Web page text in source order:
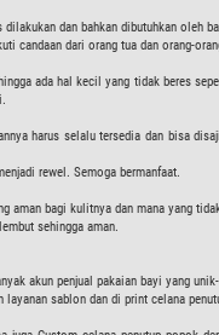
dan bahkan dibutuhkan oleh
candaan dari orang tua dan orang-
ada hal kecil yang tidak beres
harus selalu tersedia dan bisa
rewel. Semoga bermanfaat.
aman bagi kulitnya dan mana yang
sehingga aman.
akun penjual pakaian bayi yang
sablon dan di print celana